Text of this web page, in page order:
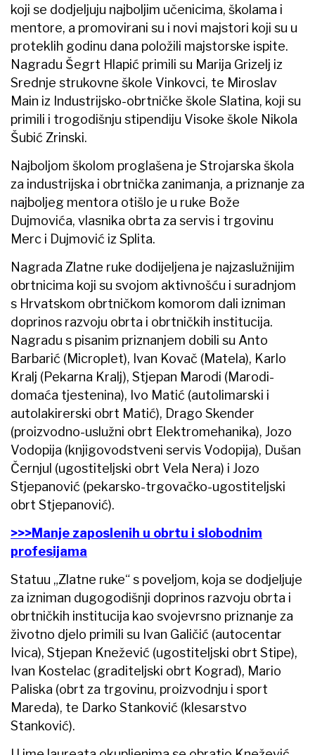
koji se dodjeljuju najboljim učenicima, školama i
mentore, a promovirani su i novi majstori koji su u
proteklih godinu dana položili majstorske ispite.
Nagradu Šegrt Hlapić primili su Marija Grizelj iz
Srednje strukovne škole Vinkovci, te Miroslav
Main iz Industrijsko-obrtničke škole Slatina, koji su
primili i trogodišnju stipendiju Visoke škole Nikola
Šubić Zrinski.
Najboljom školom proglašena je Strojarska škola
za industrijska i obrtnička zanimanja, a priznanje za
najboljeg mentora otišlo je u ruke Bože
Dujmovića, vlasnika obrta za servis i trgovinu
Merc i Dujmović iz Splita.
Nagrada Zlatne ruke dodijeljena je najzaslužnijim
obrtnicima koji su svojom aktivnošću i suradnjom
s Hrvatskom obrtničkom komorom dali izniman
doprinos razvoju obrta i obrtničkih institucija.
Nagradu s pisanim priznanjem dobili su Anto
Barbarić (Microplet), Ivan Kovač (Matela), Karlo
Kralj (Pekarna Kralj), Stjepan Marodi (Marodi-
domaća tjestenina), Ivo Matić (autolimarski i
autolakirerski obrt Matić), Drago Skender
(proizvodno-uslužni obrt Elektromehanika), Jozo
Vodopija (knjigovodstveni servis Vodopija), Dušan
Černjul (ugostiteljski obrt Vela Nera) i Jozo
Stjepanović (pekarsko-trgovačko-ugostiteljski
obrt Stjepanović).
>>>Manje zaposlenih u obrtu i slobodnim
profesijama
Statuu „Zlatne ruke“ s poveljom, koja se dodjeljuje
za izniman dugogodišnji doprinos razvoju obrta i
obrtničkih institucija kao svojevrsno priznanje za
životno djelo primili su Ivan Galičić (autocentar
Ivica), Stjepan Knežević (ugostiteljski obrt Stipe),
Ivan Kostelac (graditeljski obrt Kograd), Mario
Paliska (obrt za trgovinu, proizvodnju i sport
Mareda), te Darko Stanković (klesarstvo
Stanković).